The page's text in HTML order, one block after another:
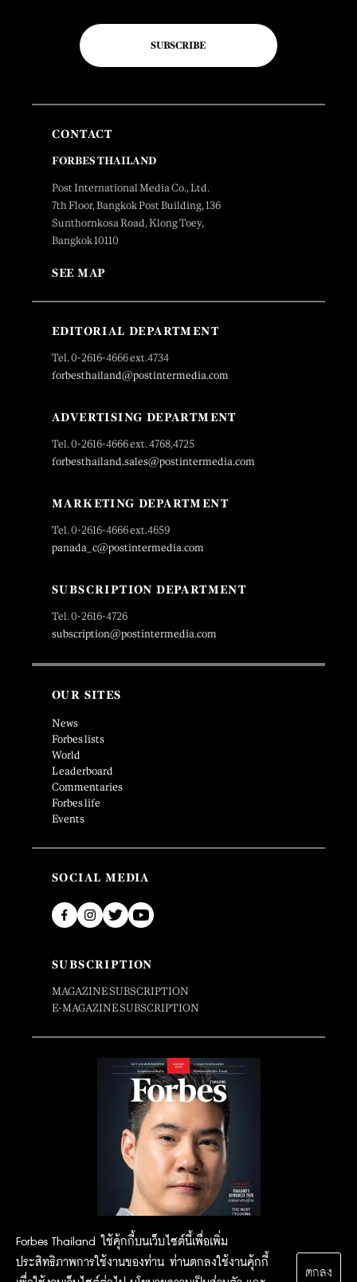
Forbes Thailand ใช้คุ้กกี้บนเว็บไซต์นี้เพื่อเพิ่ม
ประสิทธิภาพการใช้งานของท่าน ท่านตกลงใช้งานคุ้กกี้
ตกลง
SUBSCRIBE
CONTACT
FORBES THAILAND
Post International Media Co., Ltd.
7th Floor, Bangkok Post Building, 136
Sunthornkosa Road, Klong Toey,
Bangkok 10110
SEE MAP
EDITORIAL DEPARTMENT
Tel. 0-2616-4666 ext.4734
forbesthailand@postintermedia.com
ADVERTISING DEPARTMENT
Tel. 0-2616-4666 ext. 4768,4725
forbesthailand.sales@postintermedia.com
MARKETING DEPARTMENT
Tel. 0-2616-4666 ext.4659
panada_c@postintermedia.com
SUBSCRIPTION DEPARTMENT
Tel. 0-2616-4726
subscription@postintermedia.com
OUR SITES
News
Forbes lists
World
Leaderboard
Commentaries
Forbes life
Events
SOCIAL MEDIA
SUBSCRIPTION
MAGAZINE SUBSCRIPTION
E-MAGAZINE SUBSCRIPTION